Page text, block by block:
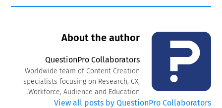
About the author
QuestionPro Collaborators
Worldwide team of Content Creation
specialists focusing on Research, CX,
Workforce, Audience and Education.
View all posts by QuestionPro Collaborators